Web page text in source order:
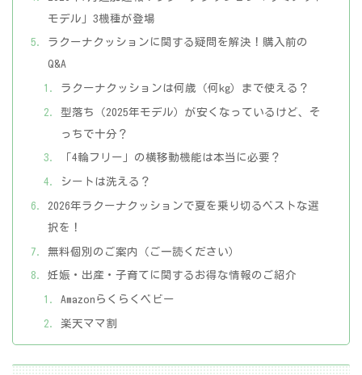
モデル」3機種が登場
ラクーナクッションに関する疑問を解決！購入前の
Q&A
ラクーナクッションは何歳（何kg）まで使える？
型落ち（2025年モデル）が安くなっているけど、そ
っちで十分？
「4輪フリー」の横移動機能は本当に必要？
シートは洗える？
2026年ラクーナクッションで夏を乗り切るベストな選
択を！
無料個別のご案内（ご一読ください）
妊娠・出産・子育てに関するお得な情報のご紹介
Amazonらくらくベビー
楽天ママ割